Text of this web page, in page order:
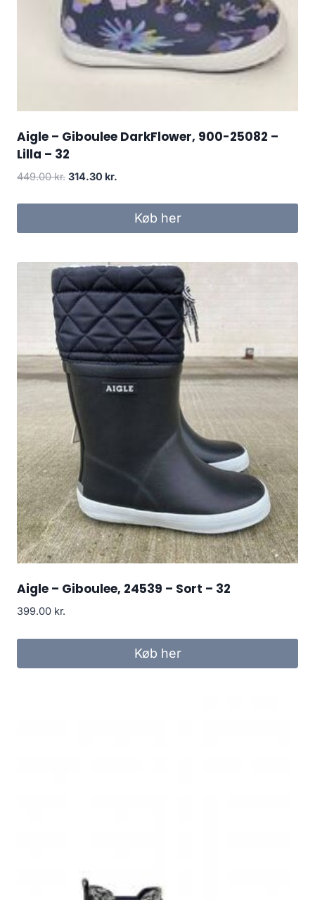
Aigle – Giboulee DarkFlower, 900-25082 –
Lilla – 32
449.00kr. Den
314.30 kr.
Køb her
Aigle – Giboulee, 24539 – Sort – 32
399.00 kr.
Køb her